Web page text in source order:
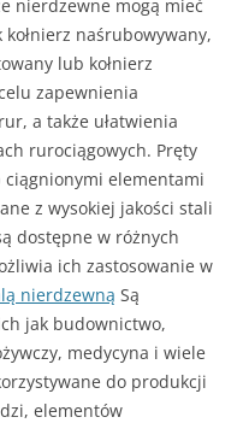
nierdzewne mogą mieć
naśrubowywany,
lub kołnierz
zapewnienia
a także ułatwienia
rurociągowych. Pręty
elementami
z wysokiej jakości stali
dostępne w różnych
ich zastosowanie w
nierdzewną Są
jak budownictwo,
medycyna i wiele
do produkcji
elementów